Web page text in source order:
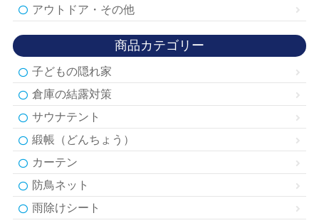
アウトドア・その他
商品カテゴリー
子どもの隠れ家
倉庫の結露対策
サウナテント
緞帳（どんちょう）
カーテン
防鳥ネット
雨除けシート